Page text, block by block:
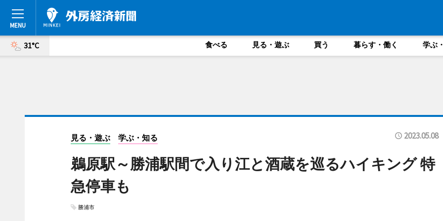
31°C 食べる 見る・遊ぶ 買う 暮らす・働く 学ぶ
見る・遊ぶ 学ぶ・知る 2023.05.08
鵜原駅～勝浦駅間で入り江と酒蔵を巡るハイキング 特
急停車も
勝浦市